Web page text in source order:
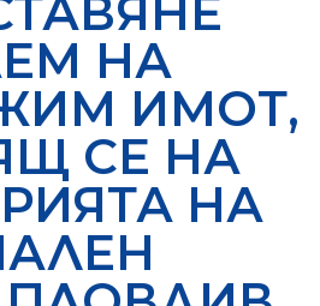
НА
ИМОТ,
СЕ НА
НА